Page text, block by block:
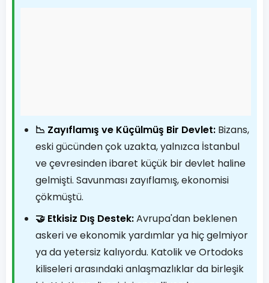
📉 Zayıflamış ve Küçülmüş Bir Devlet: Bizans,
eski gücünden çok uzakta, yalnızca İstanbul
ve çevresinden ibaret küçük bir devlet haline
gelmişti. Savunması zayıflamış, ekonomisi
çökmüştü.
🤝 Etkisiz Dış Destek:Avrupa'dan beklenen
askeri ve ekonomik yardımlar ya hiç gelmiyor
ya da yetersiz kalıyordu. Katolik ve Ortodoks
kiliseleri arasındaki anlaşmazlıklar da birleşik